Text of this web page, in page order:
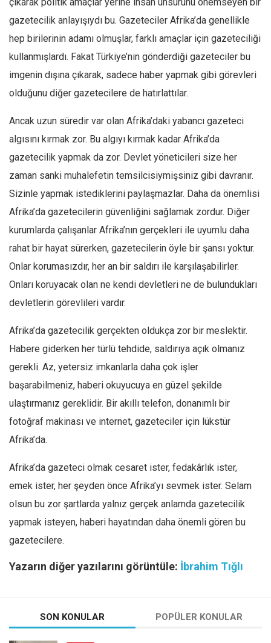
gazetecilik anlayışıydı bu. Gazeteciler Afrika’da genellikle
hep birilerinin adamı olmuşlar, farklı amaçlar için gazeteciliği
kullanmışlardı. Fakat Türkiye’nin gönderdiği gazeteciler bu
imgenin dışına çıkarak, sadece haber yapmak gibi görevleri
olduğunu diğer gazetecilere de hatırlattılar.
Ancak uzun süredir var olan Afrika’daki yabancı gazeteci
algısını kırmak zor. Bu algıyı kırmak kadar Afrika’da
gazetecilik yapmak da zor. Devlet yöneticileri size her
zaman sanki muhalefetin temsilcisiymişsiniz gibi davranır.
Sizinle yapmak istediklerini paylaşmazlar. Daha da önemlisi
Afrika’da gazetecilerin güvenliğini sağlamak zordur. Diğer
kurumlarda çalışanlar Afrika’nın gerçekleri ile uyumlu daha
rahat bir hayat sürerken, gazetecilerin öyle bir şansı yoktur.
Onlar korumasızdır, her an bir saldırı ile karşılaşabilirler.
Onları koruyacak olan ne kendi devletleri ne de bulundukları
devletlerin görevlileri vardır.
Afrika’da gazetecilik gerçekten oldukça zor bir meslektir.
Habere giderken her türlü tehdide, saldırıya açık olmanız
gerekli. Az, yetersiz imkanlarla daha çok işler
başarabilmeniz, haberi okuyucuya en güzel şekilde
ulaştırmanız gereklidir. Bir akıllı telefon, donanımlı bir
fotoğraf makinası ve internet, gazeteciler için lükstür
Afrika’da.
Afrika’da gazeteci olmak cesaret ister, fedakârlık ister,
emek ister, her şeyden önce Afrika’yı sevmek ister. Selam
olsun bu zor şartlarda yalnız gerçek anlamda gazetecilik
yapmak isteyen, haberi hayatından daha önemli gören bu
gazetecilere.
Yazarın diğer yazılarını görüntüle: İbrahim Tığlı
SON KONULAR POPÜLER KONULAR